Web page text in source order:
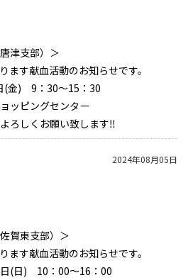
津支部）＞
す献血活動のお知らせです。
金) 9：30～15：30
ピングセンター
しくお願い致します‼
2024年08月05日
賀東支部）＞
す献血活動のお知らせです。
(日) 10：00～16：00